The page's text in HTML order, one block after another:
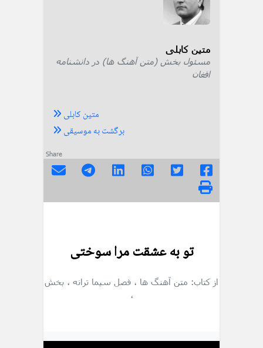
متین کابلی
مسئول بخش (متن آهنگ ها) در دانشنامه
افغان
متین کابلی
برگشت به موسیقی
Share
تو به عشقت مرا سوختی
از کتاب: متن آهنگ ها ، فصل سیما ترانه ، بخش
،